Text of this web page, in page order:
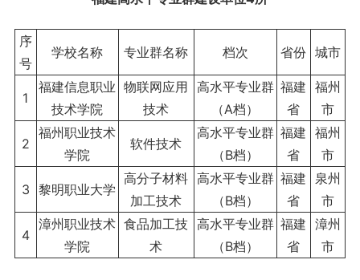
序
号
学校名称 专业群名称 档次 省份 城市
1
福建信息职业
技术学院
物联网应用
技术
高水平专业群
（A档）
福建
省
福州
市
2
福州职业技术
学院
软件技术
高水平专业群
（B档）
福建
省
福州
市
3 黎明职业大学
高分子材料
加工技术
高水平专业群
（B档）
福建
省
泉州
市
4
漳州职业技术
学院
食品加工技
术
高水平专业群
（B档）
福建
省
漳州
市